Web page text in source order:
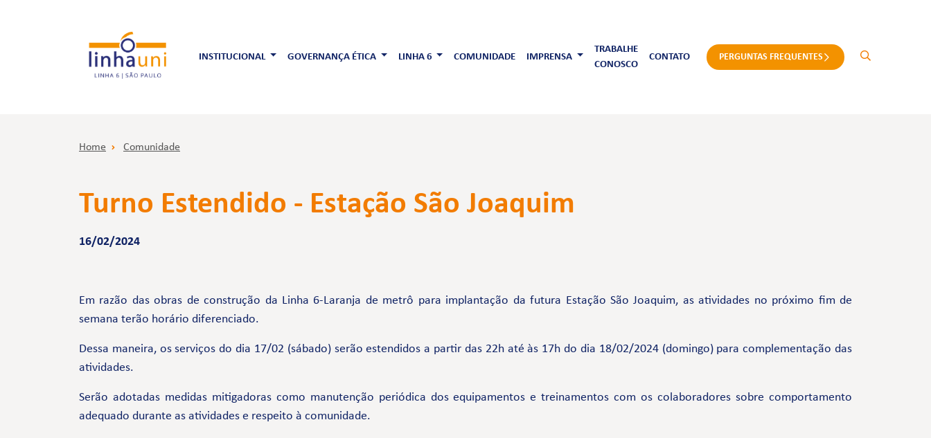
INSTITUCIONAL GOVERNANÇA ÉTICA LINHA 6 COMUNIDADE IMPRENSA
TRABALHE
CONOSCO
CONTATO PERGUNTAS FREQUENTES
Home Comunidade
Turno Estendido - Estação São Joaquim
16/02/2024
Em razão das obras de construção da Linha 6-Laranja de metrô para implantação da futura Estação São Joaquim, as atividades no próximo fim de
semana terão horário diferenciado.
Dessa maneira, os serviços do dia 17/02 (sábado) serão estendidos a partir das 22h até às 17h do dia 18/02/2024 (domingo) para complementação das
atividades.
Serão adotadas medidas mitigadoras como manutenção periódica dos equipamentos e treinamentos com os colaboradores sobre comportamento
adequado durante as atividades e respeito à comunidade.